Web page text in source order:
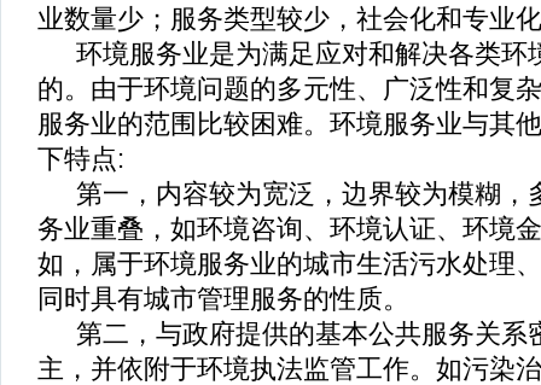
业数量少；服务类型较少，社会化和专业
环境服务业是为满足应对和解决各类环
的。由于环境问题的多元性、广泛性和复
服务业的范围比较困难。环境服务业与其
下特点:
第一，内容较为宽泛，边界较为模糊，
务业重叠，如环境咨询、环境认证、环境
如，属于环境服务业的城市生活污水处理
同时具有城市管理服务的性质。
第二，与政府提供的基本公共服务关系
主，并依附于环境执法监管工作。如污染